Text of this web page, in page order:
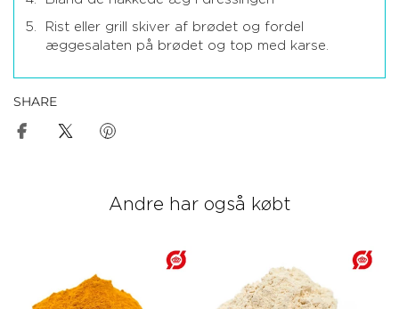
Rist eller grill skiver af brødet og fordel
æggesalaten på brødet og top med karse.
SHARE
Andre har også købt